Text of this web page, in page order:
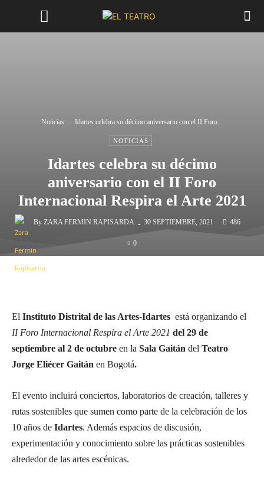
Noticias Idartes celebra su décimo aniversario con el II Foro...
NOTICIAS
Idartes celebra su décimo
aniversario con el II Foro
Internacional Respira el Arte 2021
By ZARA FERMIN RAPISARDA - 30 SEPTIEMBRE, 2021 486
0
El Instituto Distrital de las Artes-Idartes está organizando el
II Foro Internacional Respira el Arte 2021 del 29 de
septiembre al 2 de octubre en la Sala Gaitán del Teatro
Jorge Eliécer Gaitán en Bogotá.
El evento incluirá conciertos, laboratorios de creación, talleres y
rutas sostenibles que sumen como parte de la celebración de los
10 años de Idartes. Además espacios de discusión,
experimentación y conocimiento sobre las prácticas sostenibles
alrededor de las artes escénicas.